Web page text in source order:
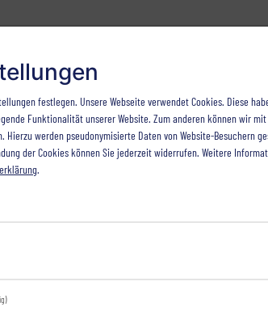
08-30
€ 115,00
€ 178,00
festlegen. Unsere Webseite verwendet Cookies. Diese
Funktionalität unserer Website. Zum anderen können wir
werden pseudonymisierte Daten von Website-Besuchern
der Cookies können Sie jederzeit widerrufen. Weitere
.